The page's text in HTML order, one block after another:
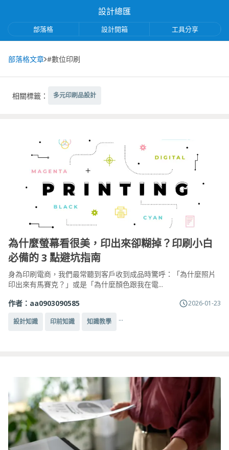
設計總匯
部落格 設計開箱 工具分享
部落格文章 #數位印刷
相關標籤： 多元印刷品設計
為什麼螢幕看很美，印出來卻糊掉？印刷小白
必備的 3 點避坑指南
身為印刷電商，我們最常聽到客戶收到成品時驚呼：「為什麼照片
印出來有馬賽克？」或是「為什麼顏色跟我在電...
作者： aa0903090585 2026-01-23
設計知識 印前知識 知識教學 ...